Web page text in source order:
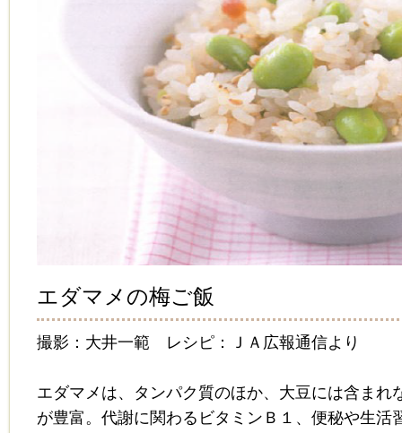
エダマメの梅ご飯
撮影：大井一範 レシピ：ＪＡ広報通信より
エダマメは、タンパク質のほか、大豆には含まれ
が豊富。代謝に関わるビタミンＢ１、便秘や生活